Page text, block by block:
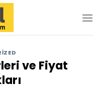
ve Fiyat